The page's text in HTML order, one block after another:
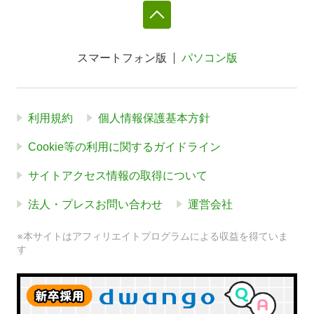
スマートフォン版 パソコン版
利用規約 個人情報保護基本方針
Cookie等の利用に関するガイドライン
サイトアクセス情報の取得について
法人・プレスお問い合わせ 運営会社
※本サイトはアフィリエイトプログラムによる収益を得ていま
す